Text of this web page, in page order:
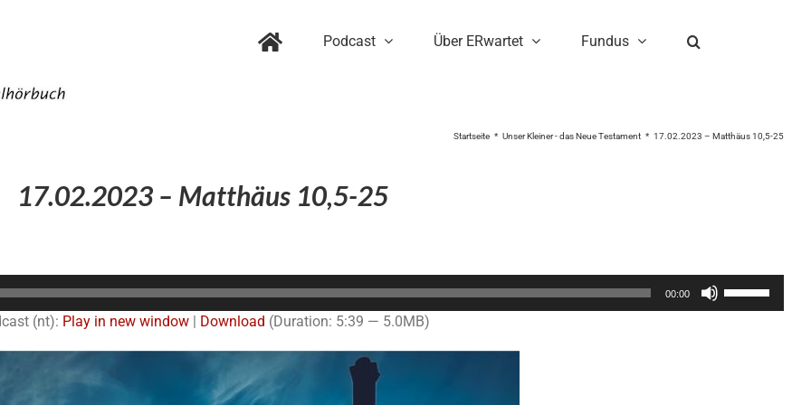
Podcast Über ERwartet Fundus
Startseite Unser Kleiner - das Neue Testament 17.02.2023 – Matthäus 10,5-25
17.02.2023 – Matthäus 10,5-25
00:00
(nt): Play in new window| Download (Duration: 5:39 — 5.0MB)